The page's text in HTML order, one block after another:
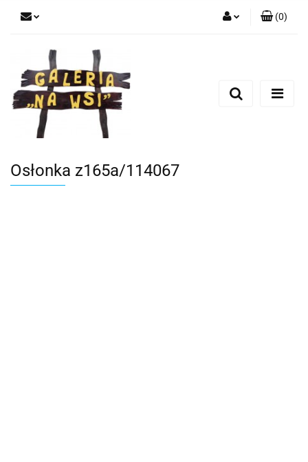
Dodaj zgłoszenie
(0)
Osłonka z165a/114067